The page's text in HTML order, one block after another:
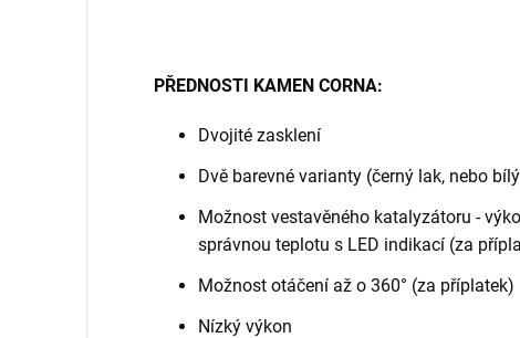
PŘEDNOSTI KAMEN CORNA:
Dvojité zasklení
Dvě barevné varianty (černý lak, nebo
Možnost vestavěného katalyzátoru -
správnou teplotu s LED indikací (za
Možnost otáčení až o 360° (za příplatek)
Nízký výkon